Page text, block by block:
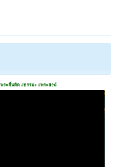
ระสิ้นคิด #ธรรมะ #พระสงฆ์